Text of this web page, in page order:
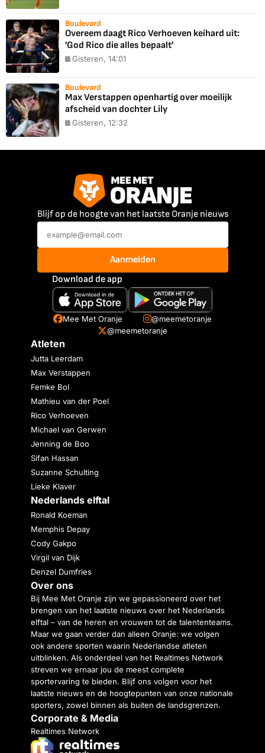
Boulevard
Overeem daagt Rico Verhoeven keihard uit:
'God Rico die alles bepaalt'
Gisteren, 14:01
Boulevard
Max Verstappen openhartig over moeilijk
afscheid van dochter Lily
Gisteren, 12:32
Blijf op de hoogte van het laatste Oranje nieuws
Aanmelden
Download de app
Mee Met Oranje
@meemetoranje
@meemetoranje
Atleten
Jutta Leerdam
Max Verstappen
Femke Bol
Mathieu van der Poel
Rico Verhoeven
Michael van Gerwen
Jenning de Boo
Sifan Hassan
Suzanne Schulting
Lieke Klaver
Nederlands elftal
Ronald Koeman
Memphis Depay
Cody Gakpo
Virgil van Dijk
Denzel Dumfries
Over ons
Bij Mee Met Oranje zijn we gepassioneerd over het
brengen van het laatste nieuws over het Nederlands
elftal – van de heren en vrouwen tot de talententeams.
Maar we gaan verder dan alleen Oranje: we volgen
ook andere sporten waarin Nederlandse atleten
uitblinken. Als onderdeel van het Realtimes Network
streven we ernaar jou de meest complete
sportervaring te bieden. Blijf ons volgen voor het
laatste nieuws en de hoogtepunten van onze nationale
sporters, zowel binnen als buiten de landsgrenzen.
Corporate & Media
Realtimes Network